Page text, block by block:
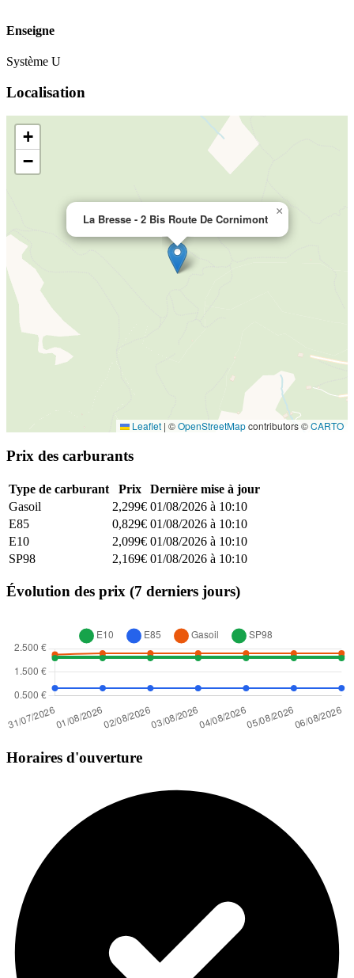
Enseigne
Système U
Localisation
La Bresse - 2 Bis Route De Cornimont
×
+
−
Leaflet | ©OpenStreetMapcontributors ©CARTO
Prix des carburants
Type de carburant Prix
Dernière mise à jour
Gasoil
2,299€ 01/08/2026 à 10:10
E85
0,829€ 01/08/2026 à 10:10
E10
2,099€ 01/08/2026 à 10:10
SP98
2,169€ 01/08/2026 à 10:10
Évolution des prix (7 derniers jours)
Horaires d'ouverture